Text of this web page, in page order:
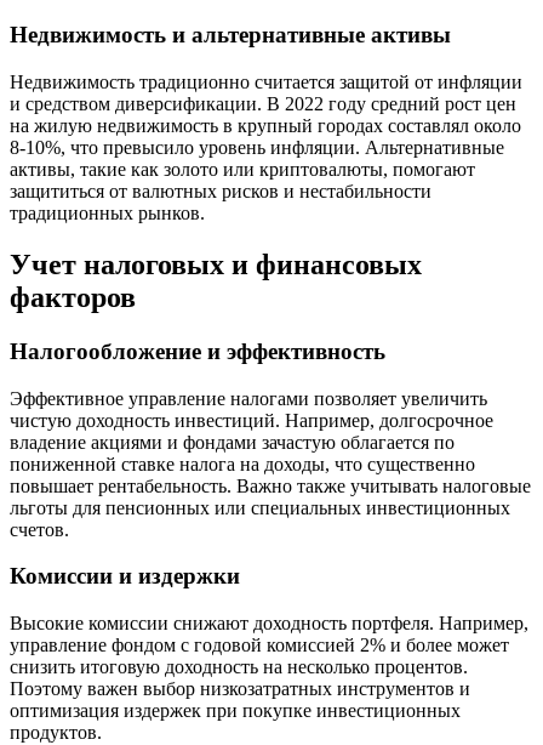
Недвижимость и альтернативные активы
Недвижимость традиционно считается защитой от инфляции
и средством диверсификации. В 2022 году средний рост цен
на жилую недвижимость в крупный городах составлял около
8-10%, что превысило уровень инфляции. Альтернативные
активы, такие как золото или криптовалюты, помогают
защититься от валютных рисков и нестабильности
традиционных рынков.
Учет налоговых и финансовых
факторов
Налогообложение и эффективность
Эффективное управление налогами позволяет увеличить
чистую доходность инвестиций. Например, долгосрочное
владение акциями и фондами зачастую облагается по
пониженной ставке налога на доходы, что существенно
повышает рентабельность. Важно также учитывать налоговые
льготы для пенсионных или специальных инвестиционных
счетов.
Комиссии и издержки
Высокие комиссии снижают доходность портфеля. Например,
управление фондом с годовой комиссией 2% и более может
снизить итоговую доходность на несколько процентов.
Поэтому важен выбор низкозатратных инструментов и
оптимизация издержек при покупке инвестиционных
продуктов.